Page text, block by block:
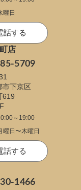
曜日
話する
店
5709
市下京区
619
～19:00
曜日〜木曜日
話する
1466